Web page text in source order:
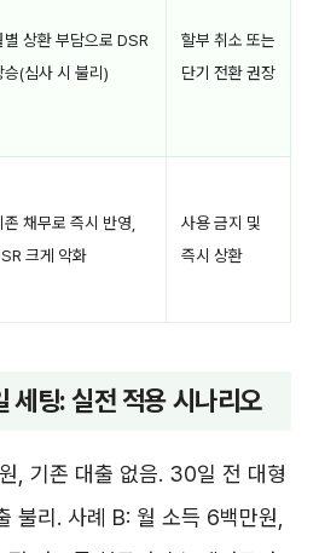
별 상환 부담으로 DSR
승(심사 시 불리)
할부 취소 또는
단기 전환 권장
존 채무로 즉시 반영,
크게 악화
사용 금지 및
즉시 상환
세팅: 실전 적용 시나리오
, 기존 대출 없음. 30일 전 대형
불리. 사례 B: 월 소득 6백만원,